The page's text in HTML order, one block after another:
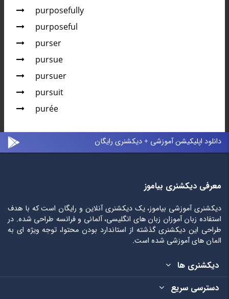
purposefully
purposeful
purser
pursue
pursuer
pursuit
purée
دانلود اپلیکیشن آموزشی + دیکشنری رایگان
معرفی دیکشنری بیاموز
دیکشنری آموزشی بیاموز، یک دیکشنری آنلاین و رایگان است که با هدف
استفاده زبان آموزان زبان های انگلیسی، آلمانی و فرانسه طراحی شده. در
طراحی این دیکشنری گذشته از استاندارد بودن محتوا، توجه ویژه ای به
المان های آموزشی شده است.
دیکشنری ها
دسترسی سریع